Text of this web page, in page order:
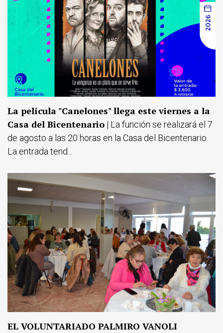
La película "Canelones" llega este viernes a la
Casa del Bicentenario | La función se realizará el 7
de agosto a las 20 horas en la Casa del Bicentenario.
La entrada tend...
EL VOLUNTARIADO PALMIRO VANOLI